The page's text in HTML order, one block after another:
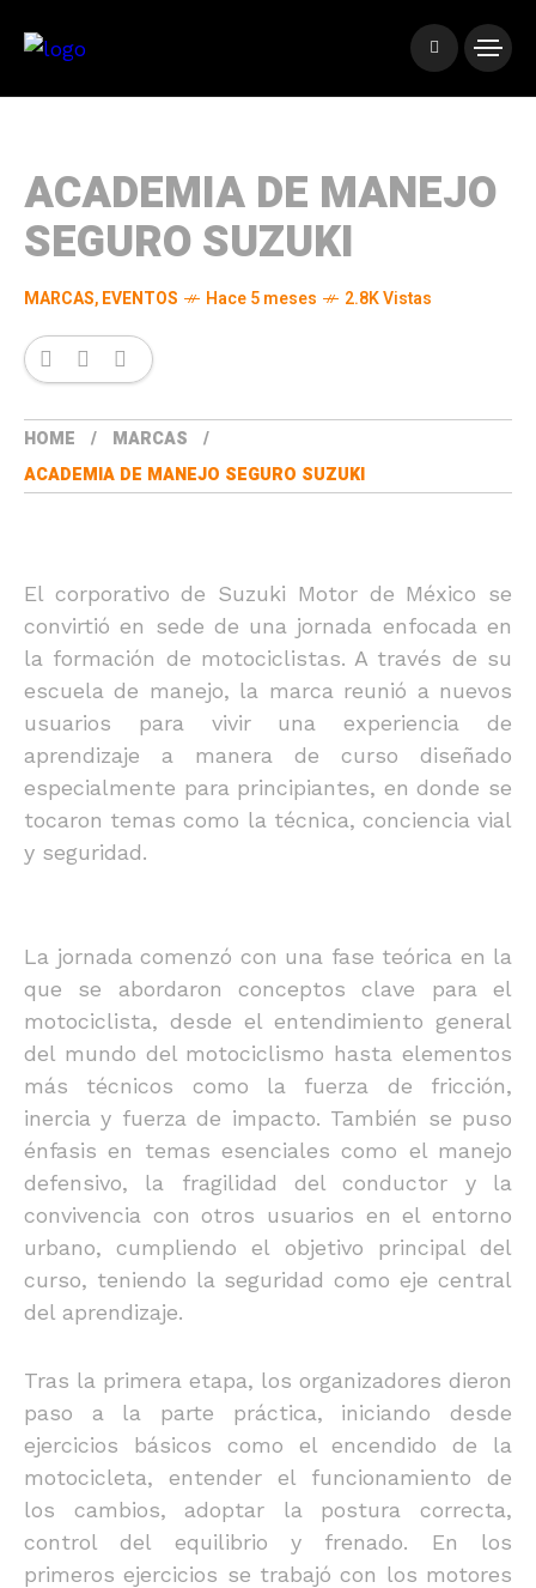
ACADEMIA DE MANEJO
SEGURO SUZUKI
MARCAS,EVENTOS Hace 5 meses 2.8K Vistas
HOME
MARCAS
ACADEMIA DE MANEJO SEGURO SUZUKI
El corporativo de Suzuki Motor de México se
convirtió en sede de una jornada enfocada en
la formación de motociclistas. A través de su
escuela de manejo, la marca reunió a nuevos
usuarios para vivir una experiencia de
aprendizaje a manera de curso diseñado
especialmente para principiantes, en donde se
tocaron temas como la técnica, conciencia vial
y seguridad.
La jornada comenzó con una fase teórica en la
que se abordaron conceptos clave para el
motociclista, desde el entendimiento general
del mundo del motociclismo hasta elementos
más técnicos como la fuerza de fricción,
inercia y fuerza de impacto. También se puso
énfasis en temas esenciales como el manejo
defensivo, la fragilidad del conductor y la
convivencia con otros usuarios en el entorno
urbano, cumpliendo el objetivo principal del
curso, teniendo la seguridad como eje central
del aprendizaje.
Tras la primera etapa, los organizadores dieron
paso a la parte práctica, iniciando desde
ejercicios básicos como el encendido de la
motocicleta, entender el funcionamiento de
los cambios, adoptar la postura correcta,
control del equilibrio y frenado. En los
primeros ejercicios se trabajó con los motores